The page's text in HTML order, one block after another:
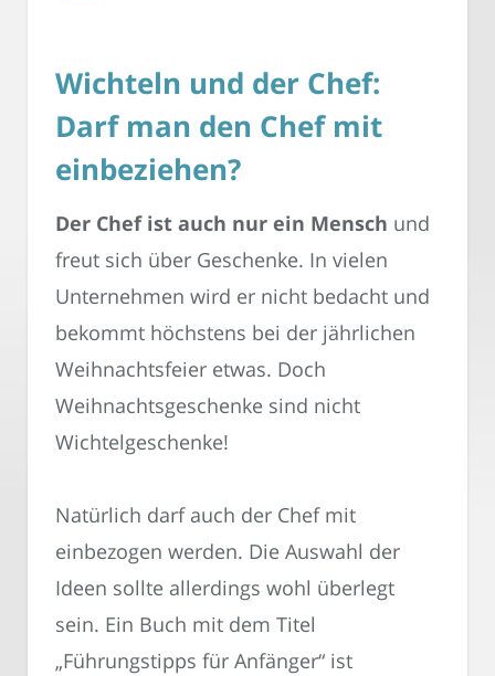
Wichteln und der Chef:
Darf man den Chef mit
einbeziehen?
Der Chef ist auch nur ein Mensch und
freut sich über Geschenke. In vielen
Unternehmen wird er nicht bedacht und
bekommt höchstens bei der jährlichen
Weihnachtsfeier etwas. Doch
Weihnachtsgeschenke sind nicht
Wichtelgeschenke!
Natürlich darf auch der Chef mit
einbezogen werden. Die Auswahl der
Ideen sollte allerdings wohl überlegt
sein. Ein Buch mit dem Titel
„Führungstipps für Anfänger“ ist